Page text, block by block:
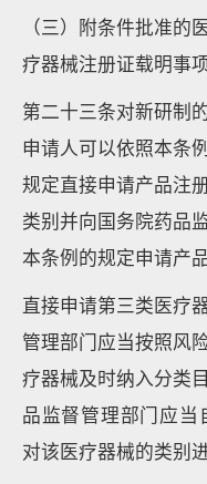
（三）附条件批准
疗器械注册证载明事项
第二十三条对新研制
申请人可以依照本条
规定直接申请产品注
类别并向国务院药品
本条例的规定申请产
直接申请第三类医疗
管理部门应当按照风
疗器械及时纳入分类
品监督管理部门应当
对该医疗器械的类别